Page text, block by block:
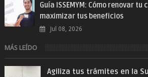
Guía ISSEMYM: Cómo renovar tu
maximizar tus beneficios
Jul 08, 2026
MÁS LEÍDO
Agiliza tus trámites en la